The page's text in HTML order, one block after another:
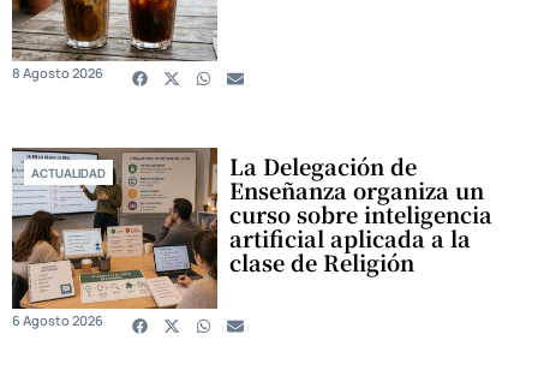
8 Agosto 2026
ACTUALIDAD La Delegación de
Enseñanza organiza un
curso sobre inteligencia
artificial aplicada a la
clase de Religión
6 Agosto 2026